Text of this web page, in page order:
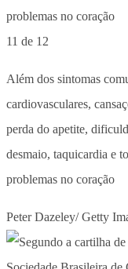
11 de 12
Além dos sintomas
cardiovasculares,
perda do apetite,
desmaio, taquicardia e
problemas no coração
Peter Dazeley/ Getty